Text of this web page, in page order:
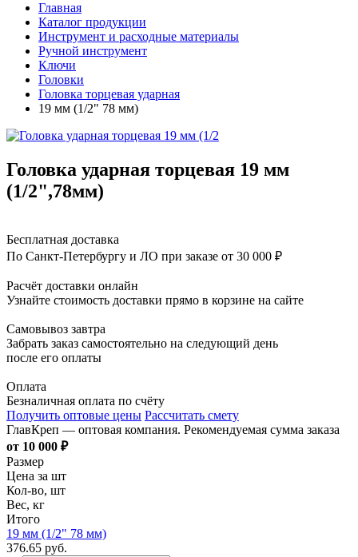
Главная
Каталог продукции
Инструмент и расходные материалы
Ручной инструмент
Ключи
Головки
Головка торцевая ударная
19 мм (1/2" 78 мм)
Головка ударная торцевая 19 мм
(1/2",78мм)
Бесплатная доставка
По Санкт-Петербургу и ЛО при заказе от 30 000 ₽
Расчёт доставки онлайн
Узнайте стоимость доставки прямо в корзине на сайте
Самовывоз завтра
Забрать заказ самостоятельно на следующий день
после его оплаты
Оплата
Безналичная оплата по счёту
Получить оптовые цены Рассчитать смету
ГлавКреп — оптовая компания. Рекомендуемая сумма заказа
от 10 000 ₽
Размер
Цена за шт
Кол-во, шт
Вес, кг
Итого
19 мм (1/2" 78 мм)
376.65 руб.